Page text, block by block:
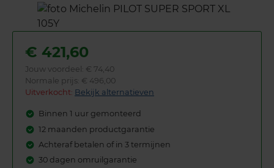
€ 421,60
Jouw voordeel: € 74,40
Normale prijs: € 496,00
Uitverkocht: Bekijk alternatieven
Binnen 1 uur gemonteerd
12 maanden productgarantie
Achteraf betalen of in 3 termijnen
30 dagen omruilgarantie